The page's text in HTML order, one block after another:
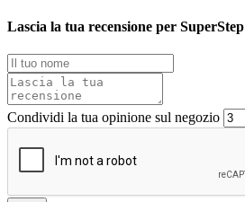
Lascia la tua recensione per SuperStep
Condividi la tua opinione sul negozio